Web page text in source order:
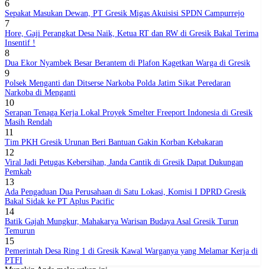
6
Sepakat Masukan Dewan, PT Gresik Migas Akuisisi SPDN Campurrejo
7
Hore, Gaji Perangkat Desa Naik, Ketua RT dan RW di Gresik Bakal Terima
Insentif !
8
Dua Ekor Nyambek Besar Berantem di Plafon Kagetkan Warga di Gresik
9
Polsek Menganti dan Ditserse Narkoba Polda Jatim Sikat Peredaran
Narkoba di Menganti
10
Serapan Tenaga Kerja Lokal Proyek Smelter Freeport Indonesia di Gresik
Masih Rendah
11
Tim PKH Gresik Urunan Beri Bantuan Gakin Korban Kebakaran
12
Viral Jadi Petugas Kebersihan, Janda Cantik di Gresik Dapat Dukungan
Pemkab
13
Ada Pengaduan Dua Perusahaan di Satu Lokasi, Komisi I DPRD Gresik
Bakal Sidak ke PT Aplus Pacific
14
Batik Gajah Mungkur, Mahakarya Warisan Budaya Asal Gresik Turun
Temurun
15
Pemerintah Desa Ring 1 di Gresik Kawal Warganya yang Melamar Kerja di
PTFI